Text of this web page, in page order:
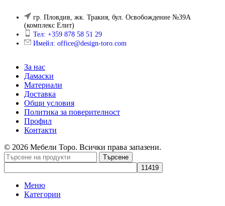
гр. Пловдив, жк. Тракия, бул. Освобождение №39А
(комплекс Елит)
Тел: +359 878 58 51 29
Имейл: office@design-toro.com
За нас
Дамаски
Материали
Доставка
Общи условия
Политика за поверителност
Профил
Контакти
© 2026 Мебели Торо. Всички права запазени.
Търсене
Меню
Категории